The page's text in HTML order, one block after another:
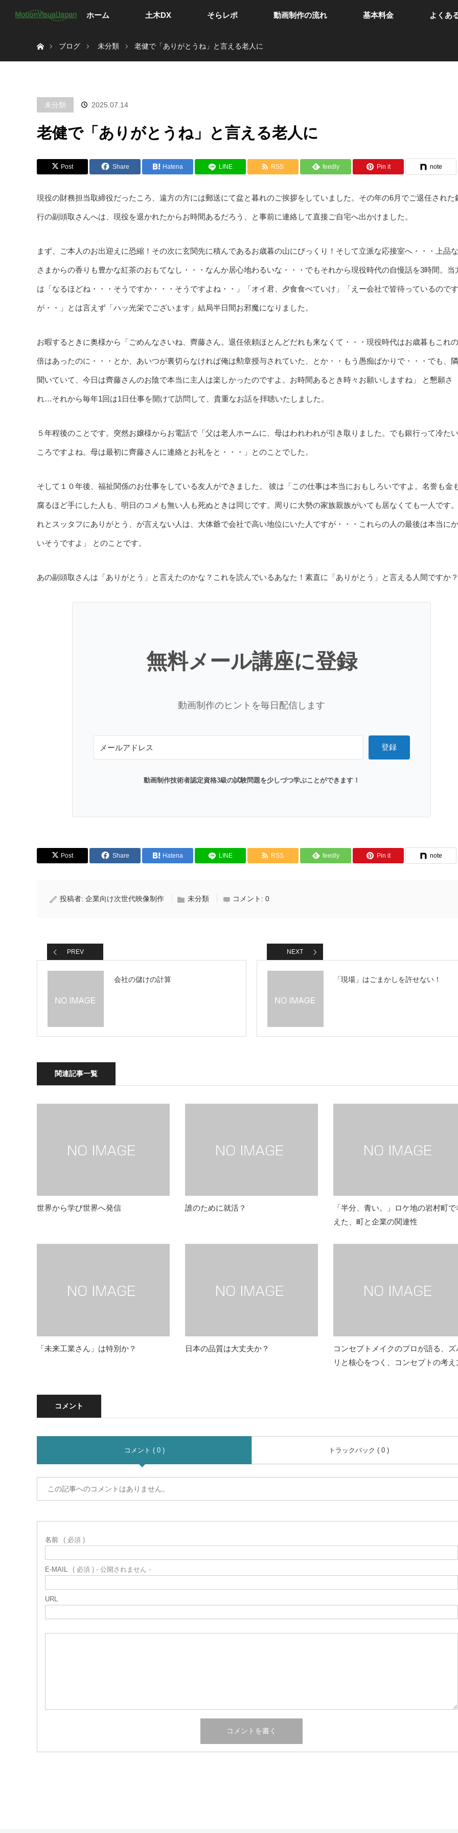
ホーム 土木DX そらレポ 動画制作の流れ 基本料金 よくあ
ブログ
未分類 老健で「ありがとうね」と言える老人に
未分類 2025.07.14
老健で「ありがとうね」と言える老人に
Post Share Hatena LINE RSS feedly Pin it note
現役の財務担当取締役だったころ、遠方の方には郵送にて盆と暮れのご挨拶をしていました。その年の6月でご退任された
行の副頭取さんへは、現役を退かれたからお時間あるだろう、と事前に連絡して直接ご自宅へ出かけました。
まず、ご本人のお出迎えに恐縮！その次に玄関先に積んであるお歳暮の山にびっくり！そして立派な応接室へ・・・上品
さまからの香りも豊かな紅茶のおもてなし・・・なんか居心地わるいな・・・でもそれから現役時代の自慢話を3時間。当
は「なるほどね・・・そうですか・・・そうですよね・・」「オイ君、夕食食べていけ」「えー会社で皆待っているのです
が・・」とは言えず「ハッ光栄でございます」結局半日間お邪魔になりました。
お暇するときに奥様から「ごめんなさいね、齊藤さん。退任依頼ほとんどだれも来なくて・・・現役時代はお歳暮もこれ
倍はあったのに・・・とか、あいつが裏切らなければ俺は勲章授与されていた、とか・・もう愚痴ばかりで・・・でも、
聞いていて、今日は齊藤さんのお陰で本当に主人は楽しかったのですよ。お時間あるとき時々お願いしますね」 と懇願さ
れ…それから毎年1回は1日仕事を開けて訪問して、貴重なお話を拝聴いたしました。
５年程後のことです。突然お嬢様からお電話で「父は老人ホームに、母はわれわれが引き取りました。でも銀行って冷た
ころですよね。母は最初に齊藤さんに連絡とお礼をと・・・」とのことでした。
そして１０年後、福祉関係のお仕事をしている友人ができました。 彼は「この仕事は本当におもしろいですよ。名誉も金
腐るほど手にした人も、明日のコメも無い人も死ぬときは同じです。周りに大勢の家族親族がいても居なくても一人です
れとスッタフにありがとう、が言えない人は、大体爺で会社で高い地位にいた人ですが・・・これらの人の最後は本当に
いそうですよ」 とのことです。
あの副頭取さんは「ありがとう」と言えたのかな？これを読んでいるあなた！素直に「ありがとう」と言える人間ですか？
無料メール講座に登録
動画制作のヒントを毎日配信します
登録
動画制作技術者認定資格3級の試験問題を少しづつ学ぶことができます！
Post Share Hatena LINE RSS feedly Pin it note
投稿者: 企業向け次世代映像制作 未分類 コメント: 0
PREV
会社の儲けの計算
NEXT
「現場」はごまかしを許せない！
関連記事一覧
世界から学び世界へ発信 誰のために就活？
「半分、青い。」ロケ地の岩村町で
えた、町と企業の関連性
「未来工業さん」は特別か？ 日本の品質は大丈夫か？
コンセプトメイクのプロが語る、ズ
リと核心をつく、コンセプトの考え
コメント
コメント ( 0 ) トラックバック ( 0 )
この記事へのコメントはありません。
名前 ( 必須 )
E-MAIL ( 必須 ) - 公開されません -
URL